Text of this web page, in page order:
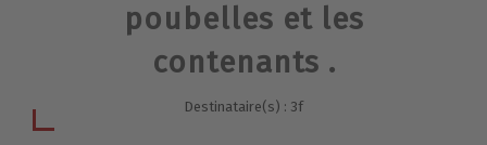
poubelles et les
contenants .
Destinataire(s) : 3f